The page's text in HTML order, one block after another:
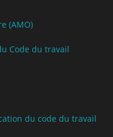
(AMO)
Code du travail
du code du travail